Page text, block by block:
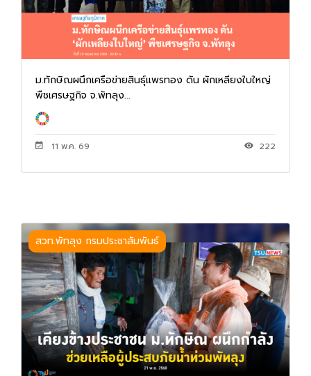
ม.ทักษิณผนึกเครือข่ายสินธุ์แพรทอง ดัน ผักเหลียงใบใหญ่
พืชเศรษฐกิจ จ.พัทลุง...
11 พ.ค. 69 222
สวท.พัทลุง กรมประชาสัมพันธ์